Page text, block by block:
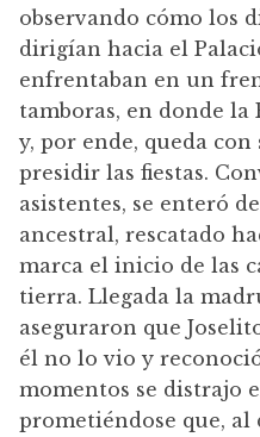
observando cómo los
dirigían hacia el
enfrentaban en un
tamboras, en donde la
y, por ende, queda
presidir las fiestas.
asistentes, se enteró
ancestral, rescatado
marca el inicio de las
tierra. Llegada la
aseguraron que
él no lo vio y
momentos se distrajo
prometiéndose que, al